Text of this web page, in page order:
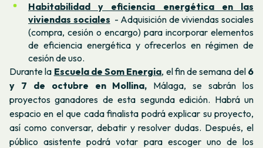
Habitabilidad y eficiencia energética en las
viviendas sociales - Adquisición de viviendas sociales
(compra, cesión o encargo) para incorporar elementos
de eficiencia energética y ofrecerlos en régimen de
cesión de uso.
Durante la Escuela de Som Energia, el fin de semana del 6
y 7 de octubre en Mollina, Málaga, se sabrán los
proyectos ganadores de esta segunda edición. Habrá un
espacio en el que cada finalista podrá explicar su proyecto,
así como conversar, debatir y resolver dudas. Después, el
público asistente podrá votar para escoger uno de los